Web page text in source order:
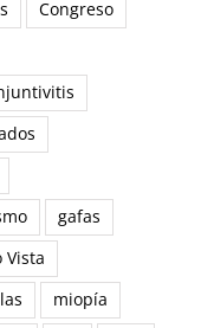
Congreso
gafas
Vista
miopía